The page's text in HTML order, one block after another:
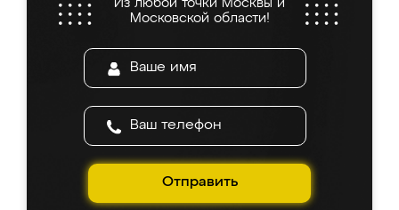
Из любой точки Москвы и
Московской области!
Отправить